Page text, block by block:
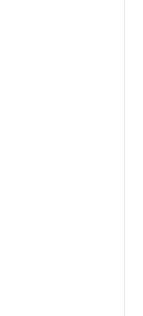
no longer
1st, 2026.